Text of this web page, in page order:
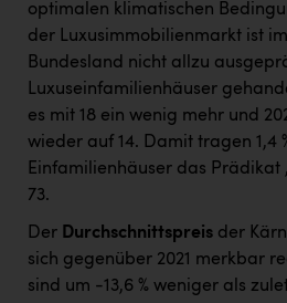
optimalen klimatischen
der Luxusimmobilienmarkt ist
Bundesland nicht allzu
Luxuseinfamilienhäuser
es mit 18 ein wenig mehr und
wieder auf 14. Damit tragen 1,4
Einfamilienhäuser das Prädikat
73.
Der Durchschnittspreis der
sich gegenüber 2021 merkbar
sind um -13,6 % weniger als